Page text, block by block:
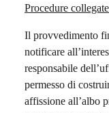
Procedure
Il provvedimento
notificare
responsabile
permesso di
affissione all’albo